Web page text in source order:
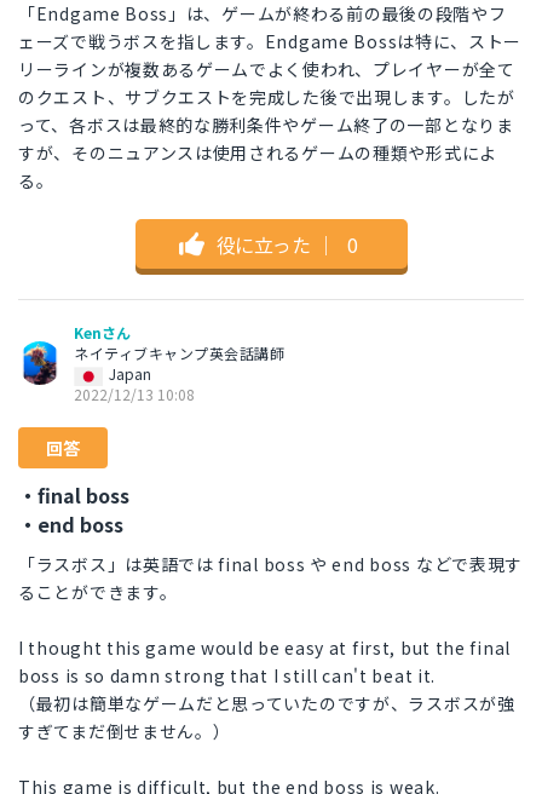
「Endgame Boss」は、ゲームが終わる前の最後の段階やフ
ェーズで戦うボスを指します。Endgame Bossは特に、ストー
リーラインが複数あるゲームでよく使われ、プレイヤーが全て
のクエスト、サブクエストを完成した後で出現します。したが
って、各ボスは最終的な勝利条件やゲーム終了の一部となりま
すが、そのニュアンスは使用されるゲームの種類や形式によ
る。
役に立った ｜ 0
Kenさん
ネイティブキャンプ英会話講師
Japan
2022/12/13 10:08
回答
・final boss
・end boss
「ラスボス」は英語では final boss や end boss などで表現す
ることができます。
I thought this game would be easy at first, but the final
boss is so damn strong that I still can't beat it.
（最初は簡単なゲームだと思っていたのですが、ラスボスが強
すぎてまだ倒せません。）
This game is difficult, but the end boss is weak.